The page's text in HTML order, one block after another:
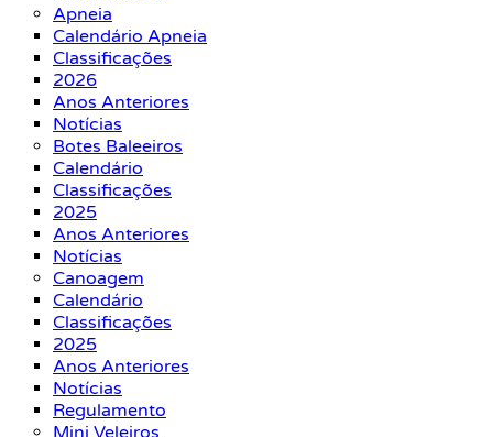
Apneia
Calendário Apneia
Classificações
2026
Anos Anteriores
Notícias
Botes Baleeiros
Calendário
Classificações
2025
Anos Anteriores
Notícias
Canoagem
Calendário
Classificações
2025
Anos Anteriores
Notícias
Regulamento
Mini Veleiros